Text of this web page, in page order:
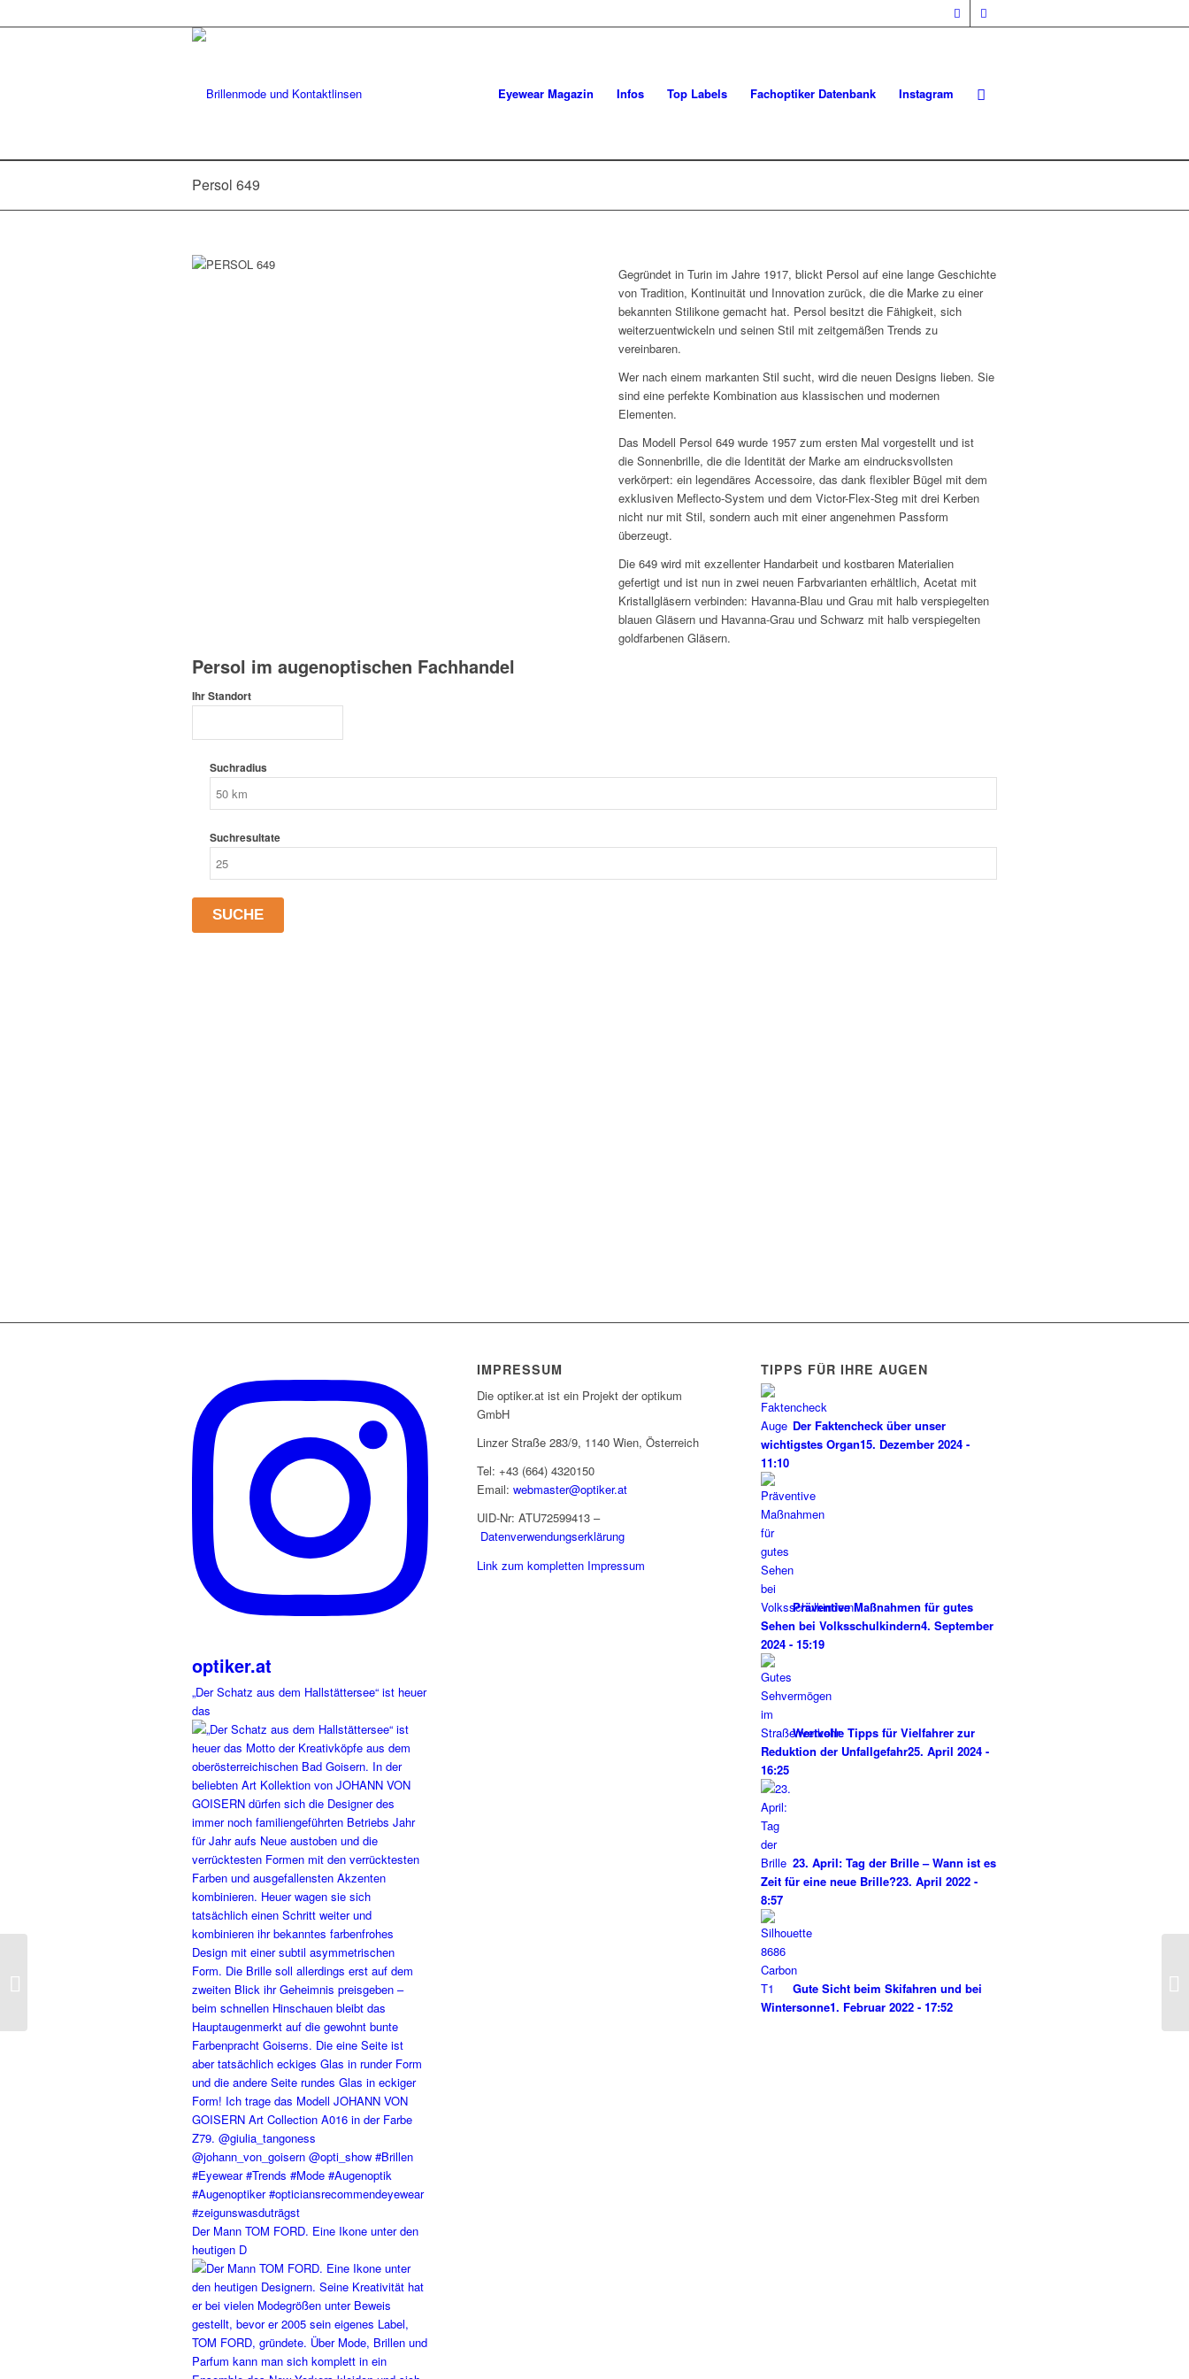
Eyewear Magazin Infos Top Labels Fachoptiker Datenbank Instagram
Persol 649
Gegründet in Turin im Jahre 1917, blickt Persol auf eine lange Geschichte
von Tradition, Kontinuität und Innovation zurück, die die Marke zu einer
bekannten Stilikone gemacht hat. Persol besitzt die Fähigkeit, sich
weiterzuentwickeln und seinen Stil mit zeitgemäßen Trends zu
vereinbaren.
Wer nach einem markanten Stil sucht, wird die neuen Designs lieben. Sie
sind eine perfekte Kombination aus klassischen und modernen
Elementen.
Das Modell Persol 649 wurde 1957 zum ersten Mal vorgestellt und ist
die Sonnenbrille, die die Identität der Marke am eindrucksvollsten
verkörpert: ein legendäres Accessoire, das dank flexibler Bügel mit dem
exklusiven Meflecto-System und dem Victor-Flex-Steg mit drei Kerben
nicht nur mit Stil, sondern auch mit einer angenehmen Passform
überzeugt.
Die 649 wird mit exzellenter Handarbeit und kostbaren Materialien
gefertigt und ist nun in zwei neuen Farbvarianten erhältlich, Acetat mit
Kristallgläsern verbinden: Havanna-Blau und Grau mit halb verspiegelten
blauen Gläsern und Havanna-Grau und Schwarz mit halb verspiegelten
goldfarbenen Gläsern.
Persol im augenoptischen Fachhandel
Ihr Standort
Suchradius
Suchresultate
optiker.at
„Der Schatz aus dem Hallstättersee“ ist heuer
das
Der Mann TOM FORD. Eine Ikone unter den
heutigen D
IMPRESSUM
Die optiker.at ist ein Projekt der optikum
GmbH
Linzer Straße 283/9, 1140 Wien, Österreich
Tel: +43 (664) 4320150
Email: webmaster@optiker.at
UID-Nr: ATU72599413 –
Datenverwendungserklärung
Link zum kompletten Impressum
TIPPS FÜR IHRE AUGEN
Der Faktencheck über unser
wichtigstes Organ15. Dezember 2024 -
11:10
Präventive Maßnahmen für gutes
Sehen bei Volksschulkindern4. September
2024 - 15:19
Wertvolle Tipps für Vielfahrer zur
Reduktion der Unfallgefahr25. April 2024 -
16:25
23. April: Tag der Brille – Wann ist es
Zeit für eine neue Brille?23. April 2022 -
8:57
Gute Sicht beim Skifahren und bei
Wintersonne1. Februar 2022 - 17:52